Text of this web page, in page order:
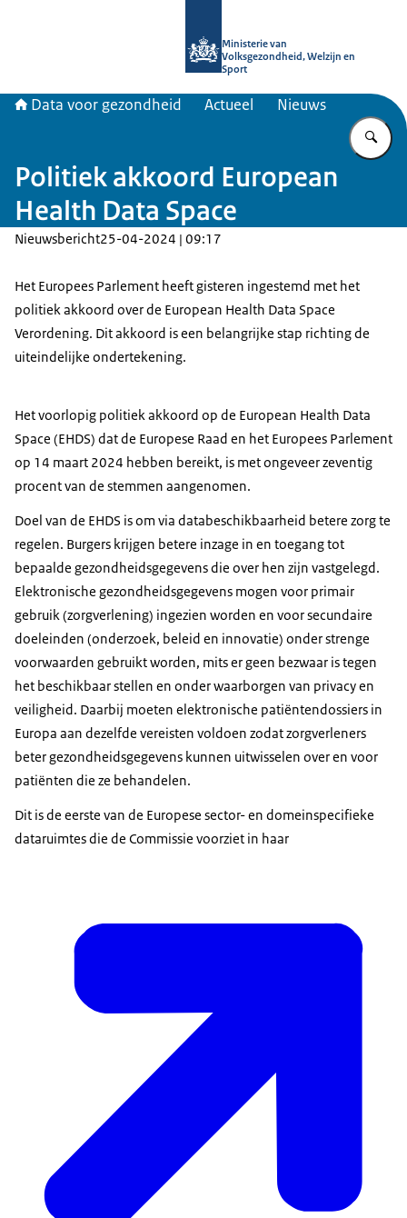
Ministerie van
Volksgezondheid, Welzijn en
Sport
Data voor gezondheid Actueel Nieuws
Politiek akkoord European
Health Data Space
Nieuwsbericht25-04-2024 | 09:17
Het Europees Parlement heeft gisteren ingestemd met het
politiek akkoord over de European Health Data Space
Verordening. Dit akkoord is een belangrijke stap richting de
uiteindelijke ondertekening.
Het voorlopig politiek akkoord op de European Health Data
Space (EHDS) dat de Europese Raad en het Europees Parlement
op 14 maart 2024 hebben bereikt, is met ongeveer zeventig
procent van de stemmen aangenomen.
Doel van de EHDS is om via databeschikbaarheid betere zorg te
regelen. Burgers krijgen betere inzage in en toegang tot
bepaalde gezondheidsgegevens die over hen zijn vastgelegd.
Elektronische gezondheidsgegevens mogen voor primair
gebruik (zorgverlening) ingezien worden en voor secundaire
doeleinden (onderzoek, beleid en innovatie) onder strenge
voorwaarden gebruikt worden, mits er geen bezwaar is tegen
het beschikbaar stellen en onder waarborgen van privacy en
veiligheid. Daarbij moeten elektronische patiëntendossiers in
Europa aan dezelfde vereisten voldoen zodat zorgverleners
beter gezondheidsgegevens kunnen uitwisselen over en voor
patiënten die ze behandelen.
Dit is de eerste van de Europese sector- en domeinspecifieke
dataruimtes die de Commissie voorziet in haar